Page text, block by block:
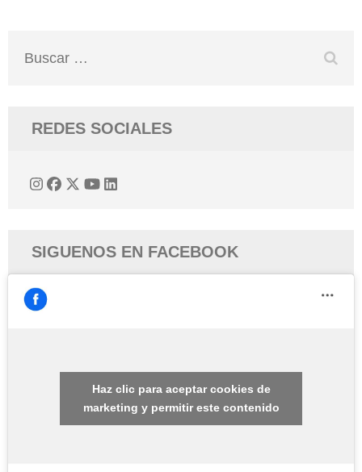
REDES SOCIALES
SIGUENOS EN FACEBOOK
Haz clic para aceptar cookies de
marketing y permitir este contenido